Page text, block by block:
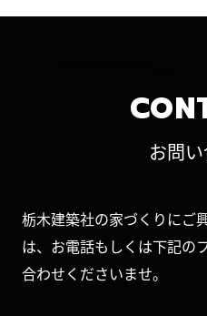
お問
栃木建築社の家づくりにご
は、お電話もしくは下記の
合わせくださいませ。